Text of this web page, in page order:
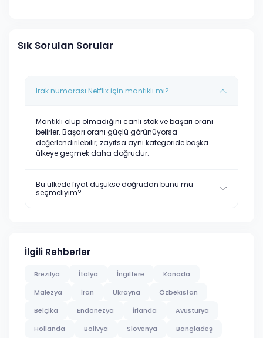
Sık Sorulan Sorular
Irak numarası Netflix için mantıklı mı?
Mantıklı olup olmadığını canlı stok ve başarı oranı
belirler. Başarı oranı güçlü görünüyorsa
değerlendirilebilir; zayıfsa aynı kategoride başka
ülkeye geçmek daha doğrudur.
Bu ülkede fiyat düşükse doğrudan bunu mu
seçmeliyim?
İlgili Rehberler
Brezilya İtalya İngiltere
Kanada
Malezya
İran Ukrayna
Özbekistan
Belçika
Endonezya İrlanda
Avusturya
Hollanda
Bolivya Slovenya Bangladeş